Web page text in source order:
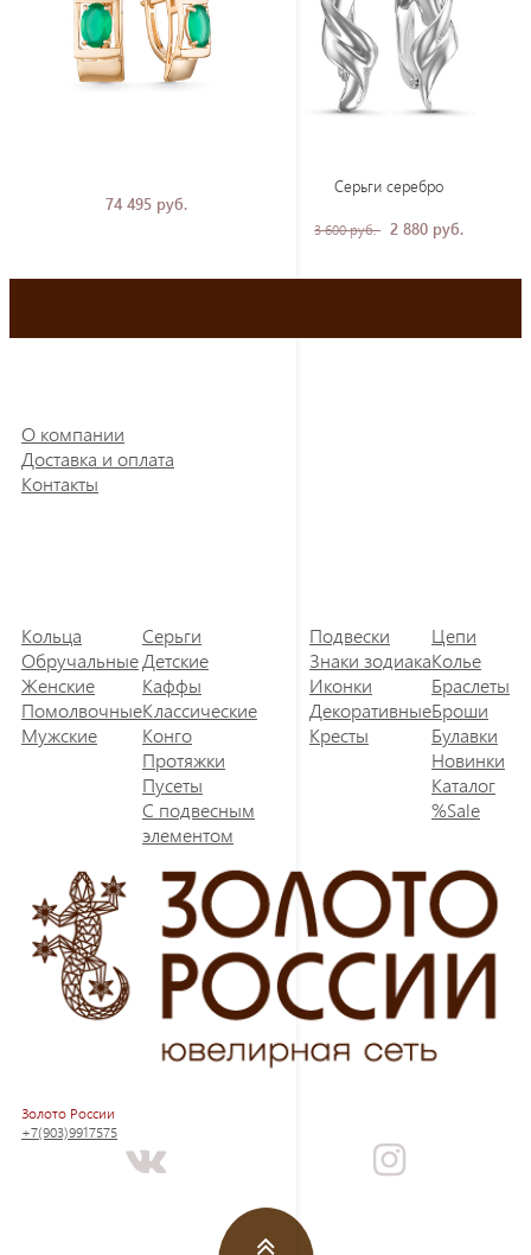
74 495 руб.
Серьги серебро
3 600 руб. 2 880 руб.
О компании
Доставка и оплата
Контакты
Кольца
Обручальные
Женские
Помолвочные
Мужские
Серьги
Детские
Каффы
Классические
Конго
Протяжки
Пусеты
С подвесным
элементом
Подвески
Знаки зодиака
Иконки
Декоративные
Кресты
Цепи
Колье
Браслеты
Броши
Булавки
Новинки
Каталог
%Sale
Золото России
+7(903)9917575